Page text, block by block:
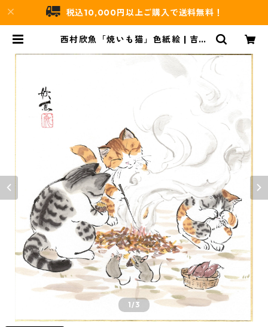
税込10,000円以上ご購入で送料無料！
西村欣魚「焼いも猫」色紙絵 | 吉村
1/3